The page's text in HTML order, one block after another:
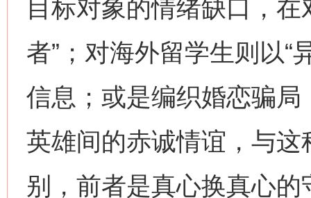
目标对象的情绪缺口，
者”；对海外留学生则以“
信息；或是编织婚恋骗
英雄间的赤诚情谊，与这
别，前者是真心换真心